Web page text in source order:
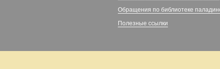
Обращения по библиотеке
Полезные ссылки